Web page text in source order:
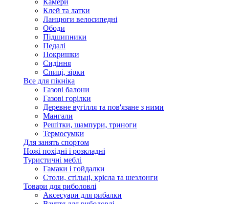
Камери
Клей та латки
Ланцюги велосипедні
Ободи
Підшипники
Педалі
Покришки
Сидіння
Спиці, зірки
Все для пікніка
Газові балони
Газові горілки
Деревне вугілля та пов'язане з ними
Мангали
Решітки, шампури, триноги
Термосумки
Для занять спортом
Ножі похідні і розкладні
Туристичні меблі
Гамаки і гойдалки
Столи, стільці, крісла та шезлонги
Товари для риболовлі
Аксесуари для рибалки